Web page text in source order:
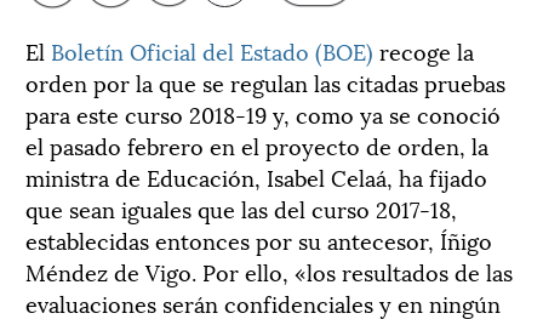
El Boletín Oficial del Estado (BOE) recoge la
orden por la que se regulan las citadas pruebas
para este curso 2018-19 y, como ya se conoció
el pasado febrero en el proyecto de orden, la
ministra de Educación, Isabel Celaá, ha fijado
que sean iguales que las del curso 2017-18,
establecidas entonces por su antecesor, Íñigo
Méndez de Vigo. Por ello, «los resultados de las
evaluaciones serán confidenciales y en ningún